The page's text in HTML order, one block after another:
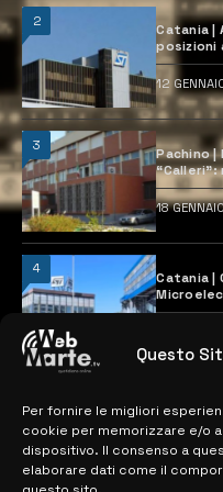
Questo
Per fornire le migliori
cookie per memorizzare e/o
dispositivo. Il consenso a
elaborare dati come il
2
Catania |
posizioni
12
3
Pachino |
18
4
Catania |
previste
MAPPA DEL SITO
> NOTIZIE